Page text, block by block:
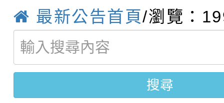
站幸福系列講座及成長
報，惠請貴機關(學校)
宣導。
結果
【甄選結果(第10招)】
學年度第1學期第7次代
結果(第10招)
【甄選結果(第2招)】
學年度第1學期第9次代
結果(第2招)
轉知：本市公務人員協
9月16日本府B2大禮堂
函轉運動部全民運動
最新公告首頁/瀏覽：
搜尋